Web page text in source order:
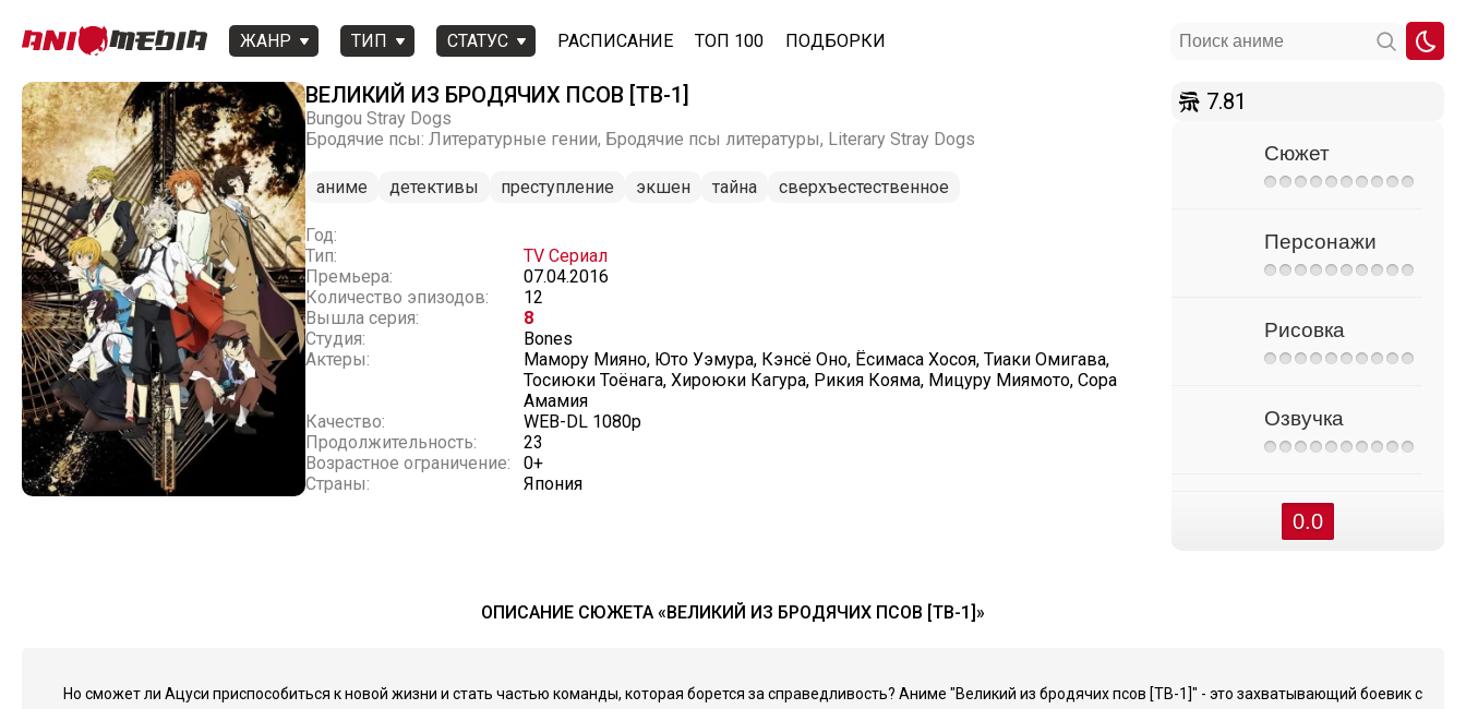
ЖАНР ТИП СТАТУС РАСПИСАНИЕ ТОП 100 ПОДБОРКИ
ВЕЛИКИЙ ИЗ БРОДЯЧИХ ПСОВ [ТВ-1]
Bungou Stray Dogs
Бродячие псы: Литературные гении, Бродячие псы литературы, Literary Stray Dogs
аниме детективы преступление экшен тайна сверхъестественное
Год:
Тип:
TV Сериал
Премьера:
07.04.2016
Количество эпизодов:
12
Вышла серия:
8
Студия:
Bones
Актеры:
Мамору Мияно, Юто Уэмура, Кэнсё Оно, Ёсимаса Хосоя, Тиаки Омигава,
Тосиюки Тоёнага, Хироюки Кагура, Рикия Кояма, Мицуру Миямото, Сора
Амамия
Качество:
WEB-DL 1080p
Продолжительность:
23
Возрастное ограничение:
0+
Страны:
Япония
7.81
Сюжет
Персонажи
Рисовка
Озвучка
0.0
ОПИСАНИЕ СЮЖЕТА «ВЕЛИКИЙ ИЗ БРОДЯЧИХ ПСОВ [ТВ-1]»
Но сможет ли Ацуси приспособиться к новой жизни и стать частью команды, которая борется за справедливость? Аниме "Великий из бродячих псов [ТВ-1]" - это захватывающий боевик с